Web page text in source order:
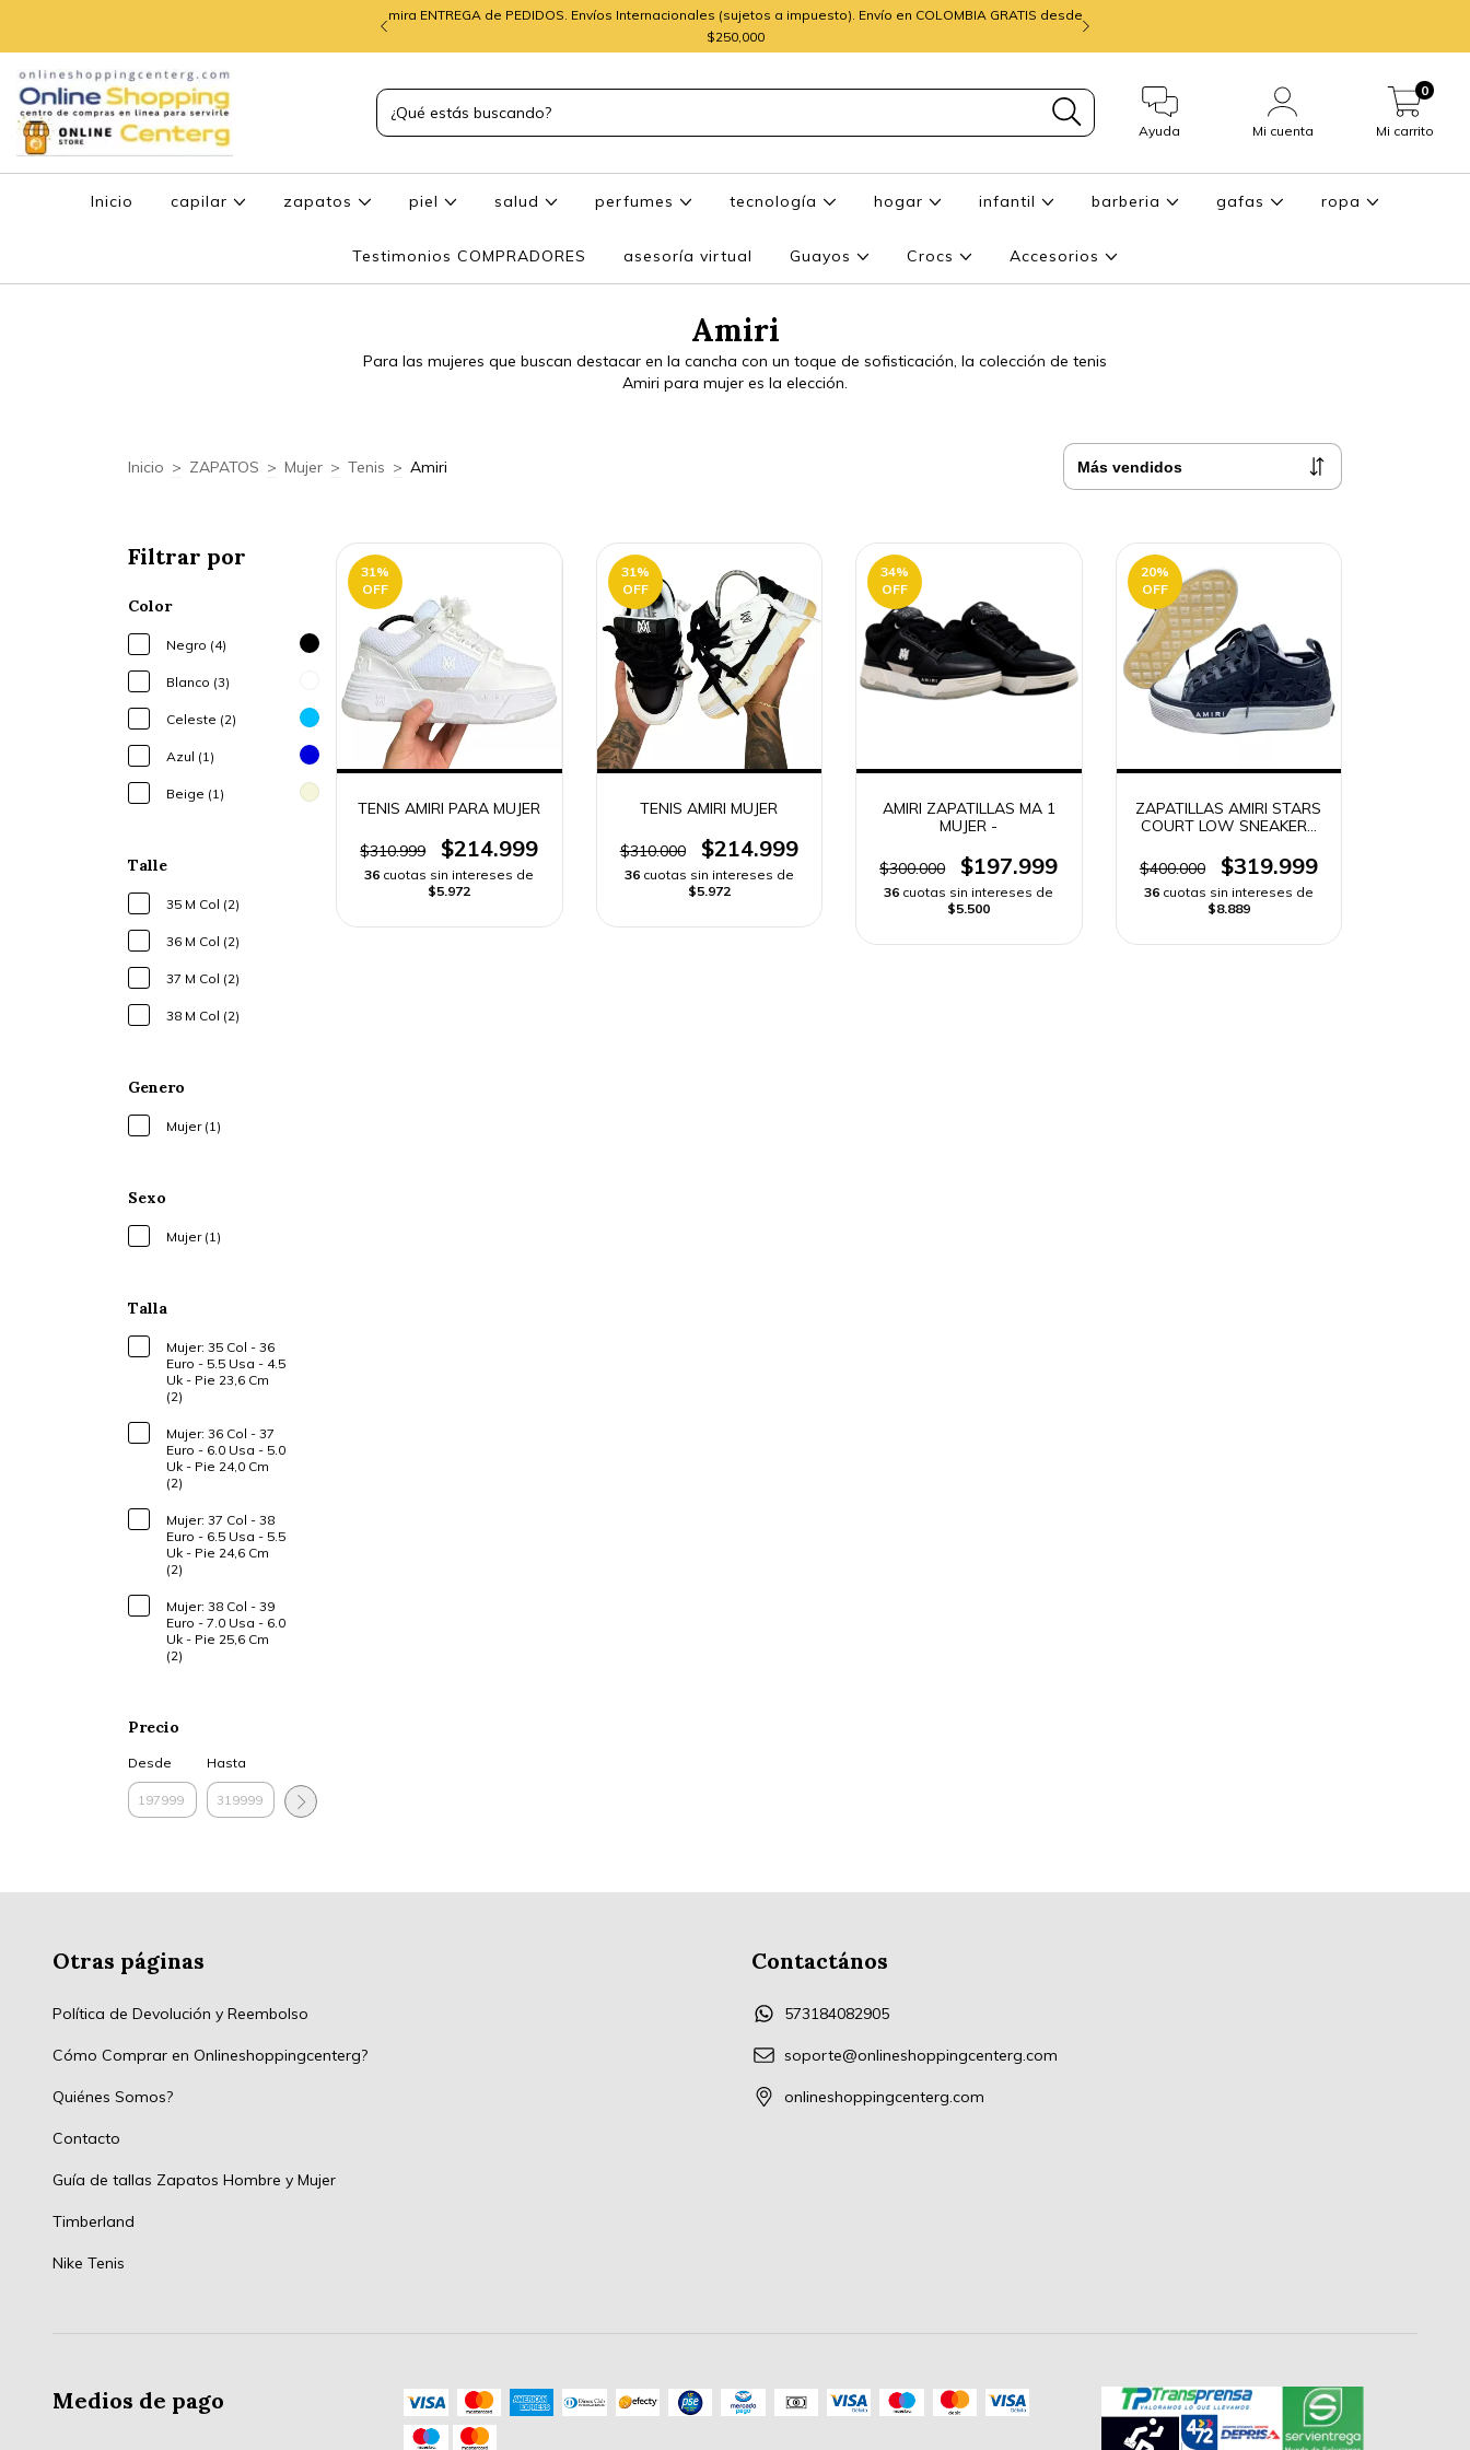
mira ENTREGA de PEDIDOS. Envíos Internacionales (sujetos a impuesto). Envío en COLOMBIA GRATIS desde
$250,000
Ayuda Mi cuenta Mi carrito
0
Inicio capilar zapatos piel salud perfumes tecnología hogar infantil barberia gafas ropa
Testimonios COMPRADORES asesoría virtual Guayos Crocs Accesorios
Amiri
Para las mujeres que buscan destacar en la cancha con un toque de sofisticación, la colección de tenis
Amiri para mujer es la elección.
Inicio > ZAPATOS > Mujer > Tenis > Amiri
Filtrar por
Color
Negro (4)
Blanco (3)
Celeste (2)
Azul (1)
Beige (1)
Talle
35 M Col (2)
36 M Col (2)
37 M Col (2)
38 M Col (2)
Genero
Mujer (1)
Sexo
Mujer (1)
Talla
Mujer: 35 Col - 36
Euro - 5.5 Usa - 4.5
Uk - Pie 23,6 Cm
(2)
Mujer: 36 Col - 37
Euro - 6.0 Usa - 5.0
Uk - Pie 24,0 Cm
(2)
Mujer: 37 Col - 38
Euro - 6.5 Usa - 5.5
Uk - Pie 24,6 Cm
(2)
Mujer: 38 Col - 39
Euro - 7.0 Usa - 6.0
Uk - Pie 25,6 Cm
(2)
Precio
Desde Hasta
31%
OFF
TENIS AMIRI PARA MUJER
$310.999 $214.999
36 cuotas sin intereses de
$5.972
31%
OFF
TENIS AMIRI MUJER
$310.000 $214.999
36 cuotas sin intereses de
$5.972
34%
OFF
AMIRI ZAPATILLAS MA 1
MUJER -
$300.000 $197.999
36 cuotas sin intereses de
$5.500
20%
OFF
ZAPATILLAS AMIRI STARS
COURT LOW SNEAKERS
$400.000
$319.999
36 cuotas sin intereses de
$8.889
Otras páginas
Política de Devolución y Reembolso
Cómo Comprar en Onlineshoppingcenterg?
Quiénes Somos?
Contacto
Guía de tallas Zapatos Hombre y Mujer
Timberland
Nike Tenis
Contactános
573184082905
soporte@onlineshoppingcenterg.com
onlineshoppingcenterg.com
Medios de pago